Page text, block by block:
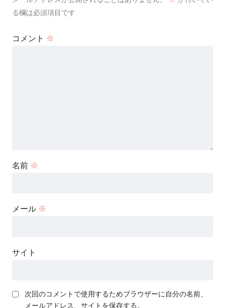
る欄は必須項目です
コメント ※
名前 ※
メール ※
サイト
次回のコメントで使用するためブラウザーに自分の名前、
メールアドレス、サイトを保存する。